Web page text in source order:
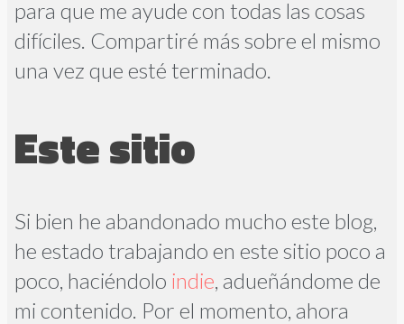
para que me ayude con todas las cosas
difíciles. Compartiré más sobre el mismo
una vez que esté terminado.
Este sitio
Si bien he abandonado mucho este blog,
he estado trabajando en este sitio poco a
poco, haciéndolo indie , adueñándome de
mi contenido. Por el momento, ahora